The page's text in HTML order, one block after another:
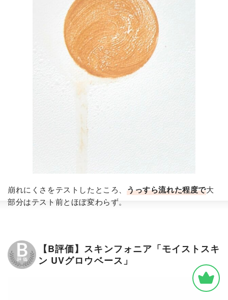
崩れにくさをテストしたところ、 うっすら流れた程度で大
部分はテスト前とほぼ変わらず。
【B評価】スキンフォニア「モイストスキ
ン UVグロウベース」